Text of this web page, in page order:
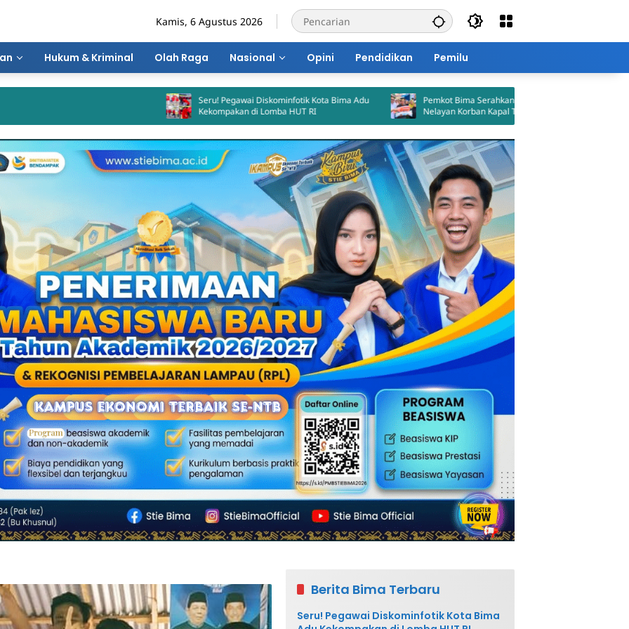
Kamis, 6 Agustus 2026
Hukum & Kriminal Olah Raga Nasional Opini Pendidikan Pemilu
Seru! Pegawai Diskominfotik Kota Bima Adu
Kekompakan di Lomba HUT RI
Pemkot Bima Serahkan Bantuan untuk
Nelayan Korban Kapal Tenggelam
Berita Bima Terbaru
Seru! Pegawai Diskominfotik Kota Bima